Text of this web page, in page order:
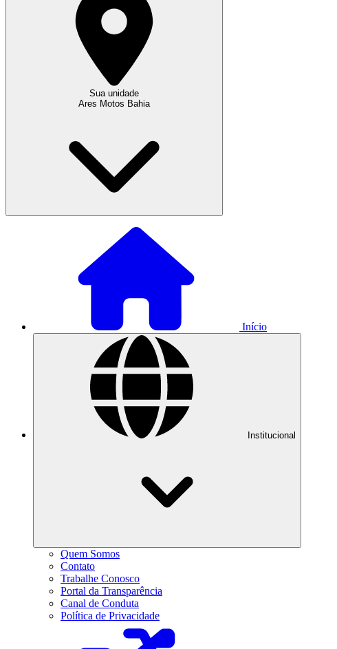
Sua unidade
Ares Motos Bahia
Início
Institucional
Quem Somos
Contato
Trabalhe Conosco
Portal da Transparência
Canal de Conduta
Política de Privacidade